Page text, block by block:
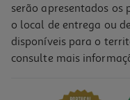
serão apresentados os
o local de entrega ou
disponíveis para o
consulte mais